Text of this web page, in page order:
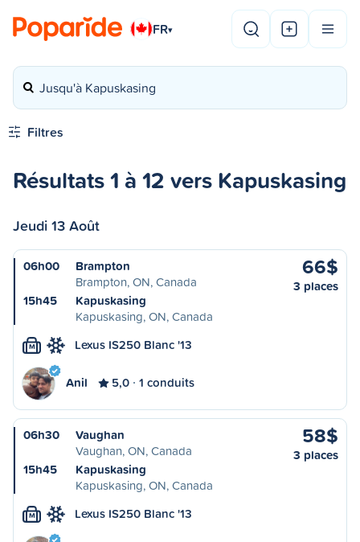
FR▾
Jusqu'à Kapuskasing
Filtres
Résultats 1 à 12 vers Kapuskasing
Jeudi 13 Août
06h00
Brampton
Brampton, ON, Canada
15h45
Kapuskasing
Kapuskasing, ON, Canada
66$
3 places
M Lexus IS250 Blanc '13
Anil 5,0 1 conduits
06h30
Vaughan
Vaughan, ON, Canada
15h45
Kapuskasing
Kapuskasing, ON, Canada
58$
3 places
M Lexus IS250 Blanc '13